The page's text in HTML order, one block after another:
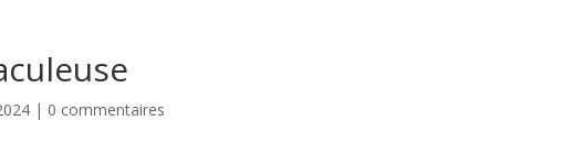
| 0 commentaires